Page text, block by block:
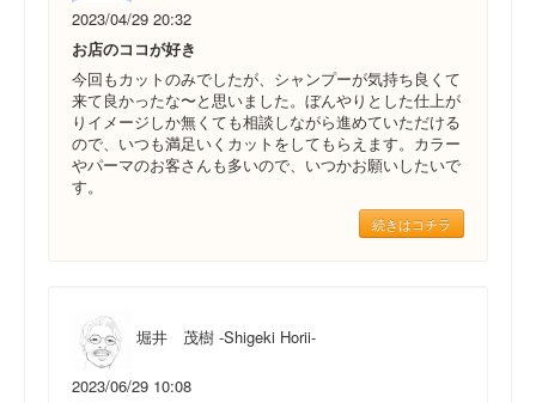
2023/04/29 20:32
お店のココが好き
今回もカットのみでしたが、シャンプーが気持ち良くて
来て良かったな〜と思いました。ぼんやりとした仕上が
りイメージしか無くても相談しながら進めていただける
ので、いつも満足いくカットをしてもらえます。カラー
やパーマのお客さんも多いので、いつかお願いしたいで
す。
続きはコチラ
堀井 茂樹 -Shigeki Horii-
2023/06/29 10:08